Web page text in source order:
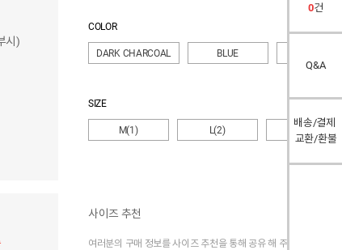
0건
Q&A
배송/결제
교환/환불
시)
COLOR
DARK CHARCOAL BLUE
SIZE
M(1) L(2) XL(3)
사이즈 추천
여러분의 구매 정보를 사이즈 추천을 통해 공유 해 주세요.